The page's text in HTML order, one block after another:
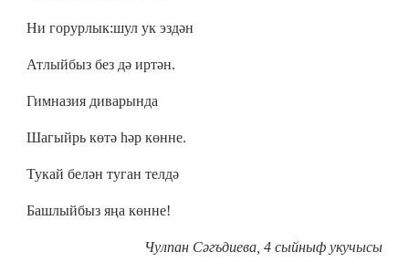
Ни горурлык:шул ук эздән
Атлыйбыз без дә иртән.
Гимназия диварында
Шагыйрь көтә һәр көнне.
Тукай белән туган телдә
Башлыйбыз яңа көнне!
Чулпан Сәгъдиева, 4 сыйныф укучысы